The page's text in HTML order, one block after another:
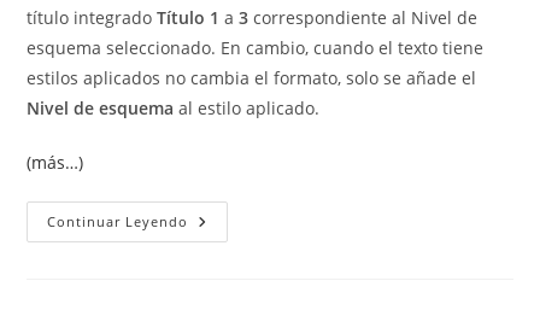
título integradoTítulo 1 a3 correspondiente al Nivel de
esquema seleccionado. En cambio, cuando el texto tiene
estilos aplicados no cambia el formato, solo se añade el
Nivel de esquema al estilo aplicado.
(más…)
Continuar Leyendo Agregar
Texto